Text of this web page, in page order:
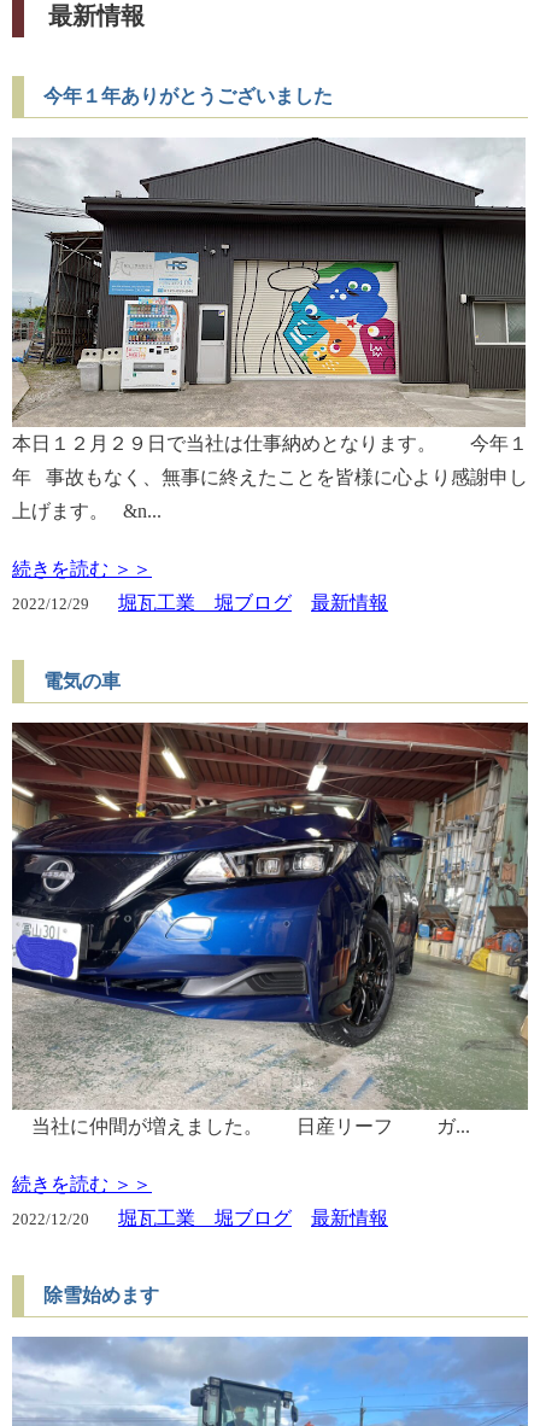
最新情報
今年１年ありがとうございました
本日１２月２９日で当社は仕事納めとなります。 今年１
年 事故もなく、無事に終えたことを皆様に心より感謝申し
上げます。 &n...
続きを読む ＞＞
2022/12/29 堀瓦工業 堀ブログ 最新情報
電気の車
当社に仲間が増えました。 日産リーフ ガ...
続きを読む ＞＞
2022/12/20 堀瓦工業 堀ブログ 最新情報
除雪始めます